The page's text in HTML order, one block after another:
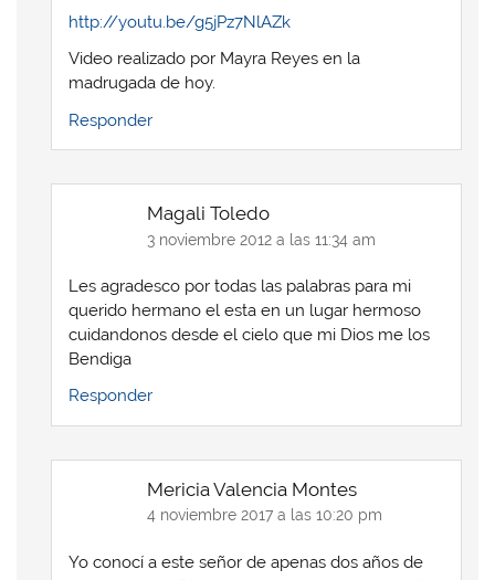
http://youtu.be/g5jPz7NlAZk
Video realizado por Mayra Reyes en la
madrugada de hoy.
Responder
Magali Toledo
3 noviembre 2012 a las 11:34 am
Les agradesco por todas las palabras para mi
querido hermano el esta en un lugar hermoso
cuidandonos desde el cielo que mi Dios me los
Bendiga
Responder
Mericia Valencia Montes
4 noviembre 2017 a las 10:20 pm
Yo conocí a este señor de apenas dos años de